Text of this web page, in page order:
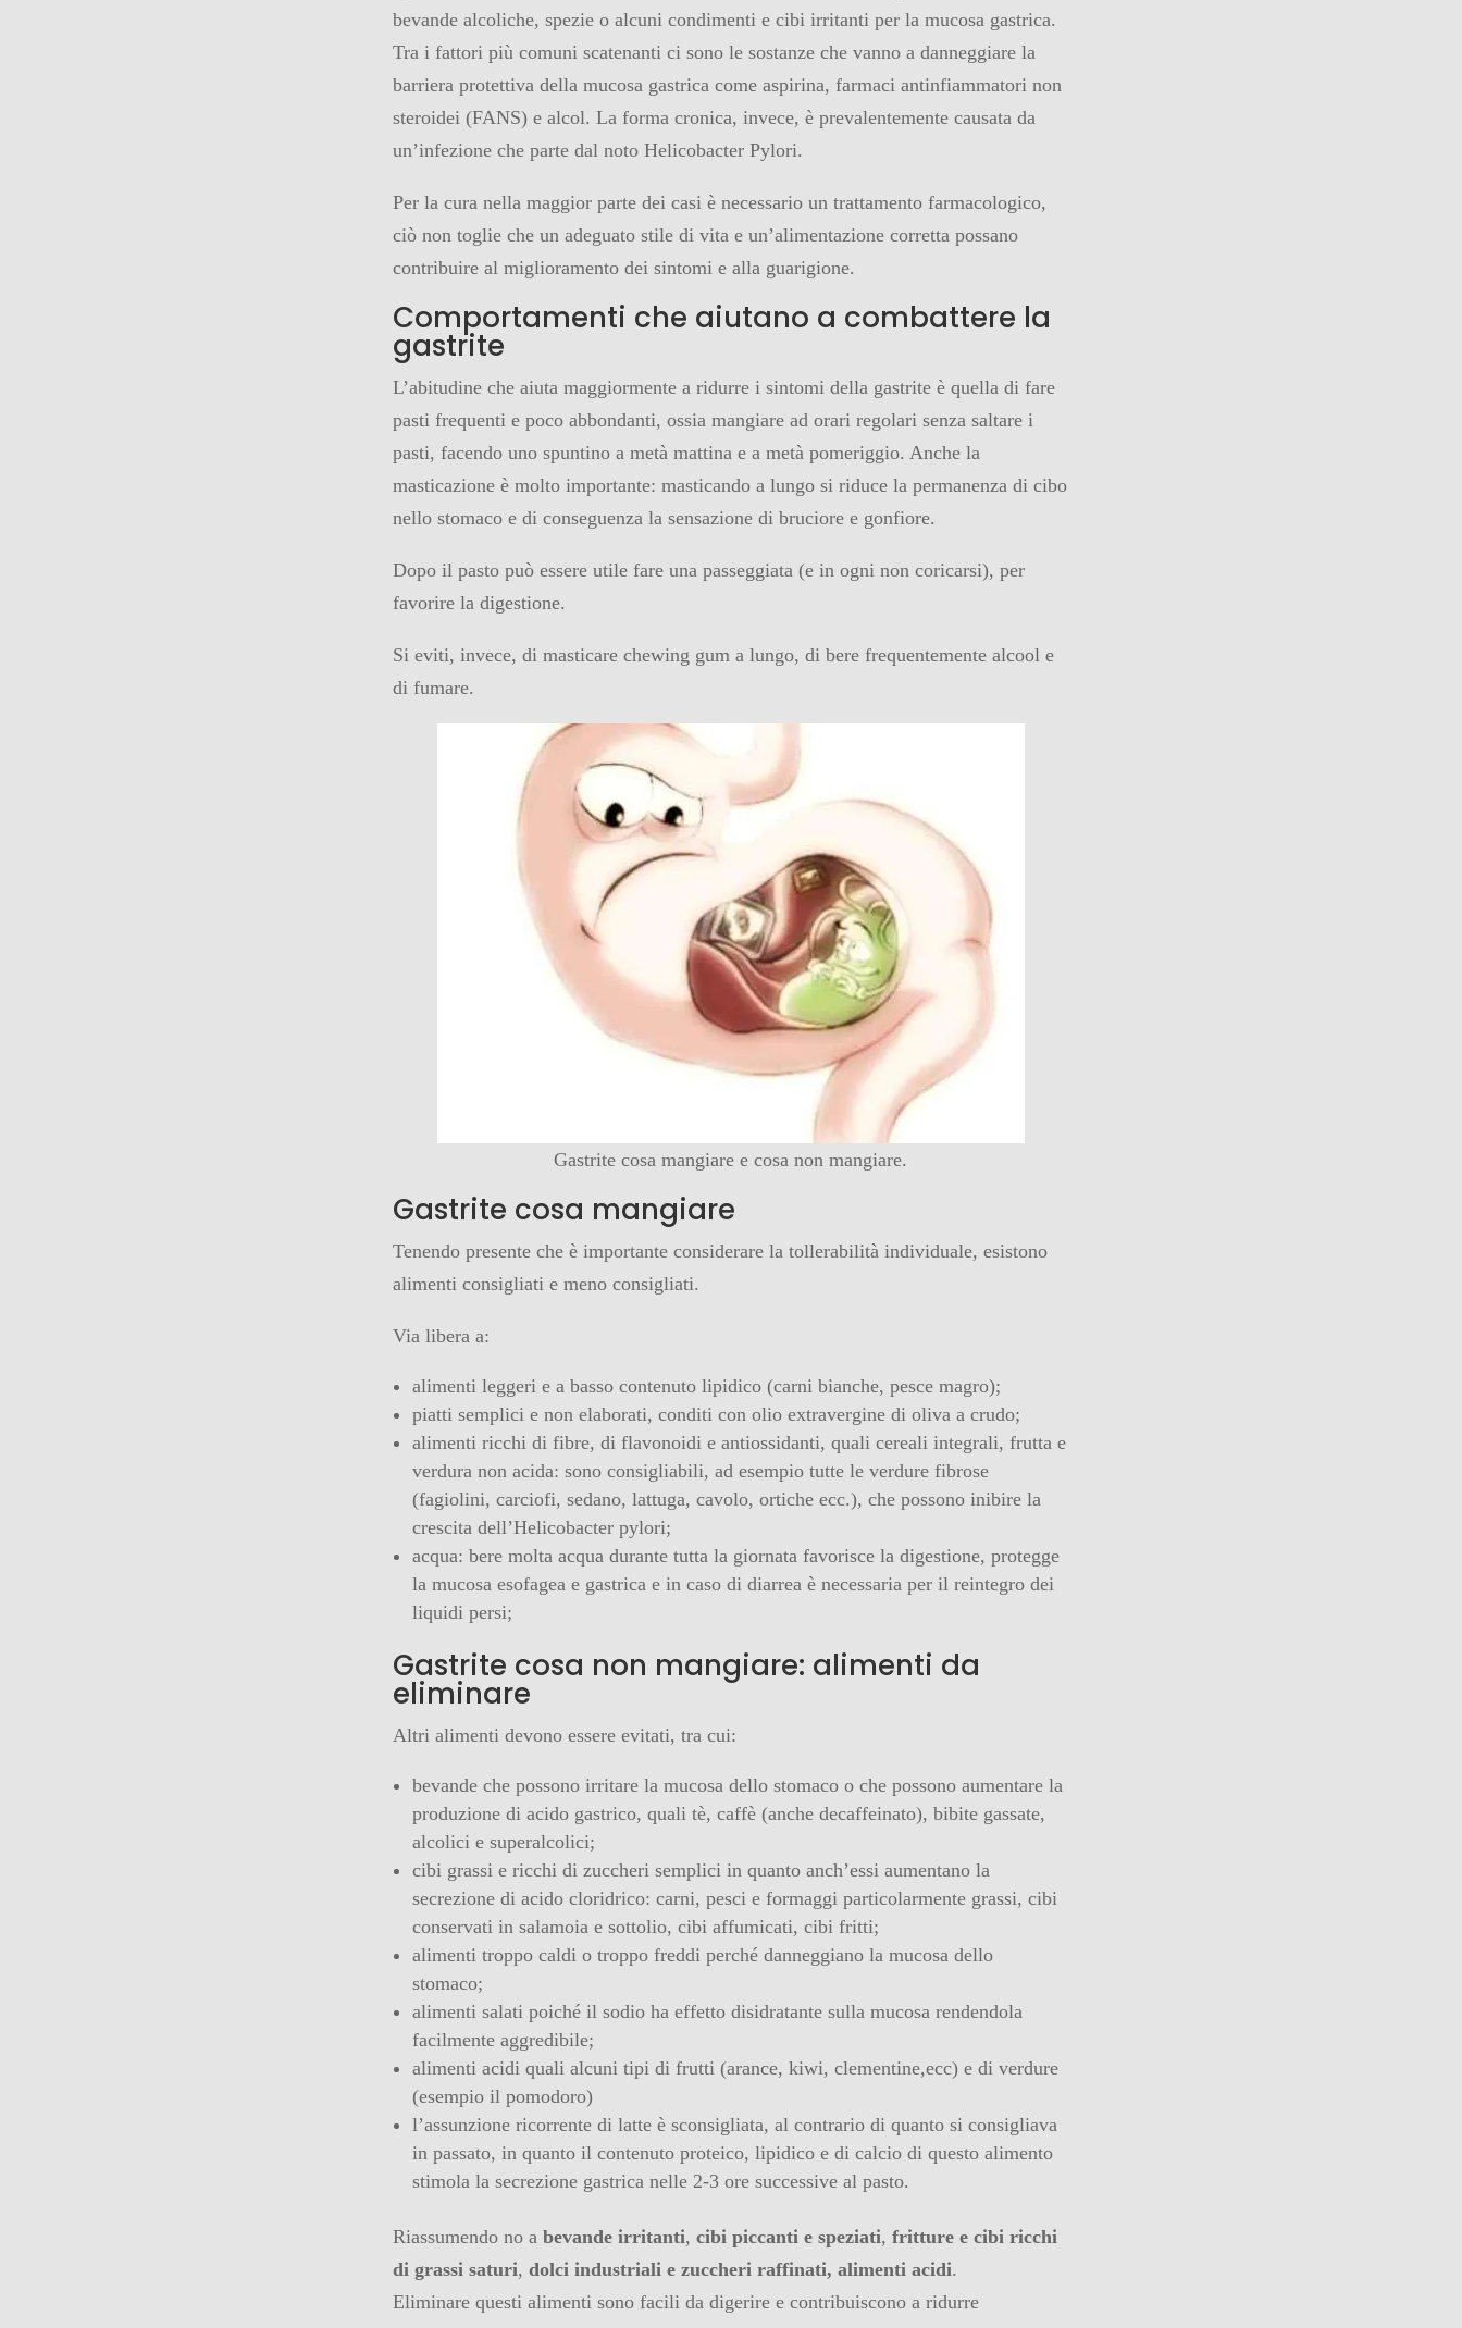
bevande alcoliche, spezie o alcuni condimenti e cibi irritanti per la mucosa gastrica.
Tra i fattori più comuni scatenanti ci sono le sostanze che vanno a danneggiare la
barriera protettiva della mucosa gastrica come aspirina, farmaci antinfiammatori non
steroidei (FANS) e alcol. La forma cronica, invece, è prevalentemente causata da
un’infezione che parte dal noto Helicobacter Pylori.
Per la cura nella maggior parte dei casi è necessario un trattamento farmacologico,
ciò non toglie che un adeguato stile di vita e un’alimentazione corretta possano
contribuire al miglioramento dei sintomi e alla guarigione.
Comportamenti che aiutano a combattere la
gastrite
L’abitudine che aiuta maggiormente a ridurre i sintomi della gastrite è quella di fare
pasti frequenti e poco abbondanti, ossia mangiare ad orari regolari senza saltare i
pasti, facendo uno spuntino a metà mattina e a metà pomeriggio. Anche la
masticazione è molto importante: masticando a lungo si riduce la permanenza di cibo
nello stomaco e di conseguenza la sensazione di bruciore e gonfiore.
Dopo il pasto può essere utile fare una passeggiata (e in ogni non coricarsi), per
favorire la digestione.
Si eviti, invece, di masticare chewing gum a lungo, di bere frequentemente alcool e
di fumare.
Gastrite cosa mangiare e cosa non mangiare.
Gastrite cosa mangiare
Tenendo presente che è importante considerare la tollerabilità individuale, esistono
alimenti consigliati e meno consigliati.
Via libera a:
alimenti leggeri e a basso contenuto lipidico (carni bianche, pesce magro);
piatti semplici e non elaborati, conditi con olio extravergine di oliva a crudo;
alimenti ricchi di fibre, di flavonoidi e antiossidanti, quali cereali integrali, frutta e
verdura non acida: sono consigliabili, ad esempio tutte le verdure fibrose
(fagiolini, carciofi, sedano, lattuga, cavolo, ortiche ecc.), che possono inibire la
crescita dell’Helicobacter pylori;
acqua: bere molta acqua durante tutta la giornata favorisce la digestione, protegge
la mucosa esofagea e gastrica e in caso di diarrea è necessaria per il reintegro dei
liquidi persi;
Gastrite cosa non mangiare: alimenti da
eliminare
Altri alimenti devono essere evitati, tra cui:
bevande che possono irritare la mucosa dello stomaco o che possono aumentare la
produzione di acido gastrico, quali tè, caffè (anche decaffeinato), bibite gassate,
alcolici e superalcolici;
cibi grassi e ricchi di zuccheri semplici in quanto anch’essi aumentano la
secrezione di acido cloridrico: carni, pesci e formaggi particolarmente grassi, cibi
conservati in salamoia e sottolio, cibi affumicati, cibi fritti;
alimenti troppo caldi o troppo freddi perché danneggiano la mucosa dello
stomaco;
alimenti salati poiché il sodio ha effetto disidratante sulla mucosa rendendola
facilmente aggredibile;
alimenti acidi quali alcuni tipi di frutti (arance, kiwi, clementine,ecc) e di verdure
(esempio il pomodoro)
l’assunzione ricorrente di latte è sconsigliata, al contrario di quanto si consigliava
in passato, in quanto il contenuto proteico, lipidico e di calcio di questo alimento
stimola la secrezione gastrica nelle 2-3 ore successive al pasto.
Riassumendo no abevande irritanti,cibi piccanti e speziati,fritture e cibi ricchi
di grassi saturi,dolci industriali e zuccheri raffinati, alimenti acidi.
Eliminare questi alimenti sono facili da digerire e contribuiscono a ridurre